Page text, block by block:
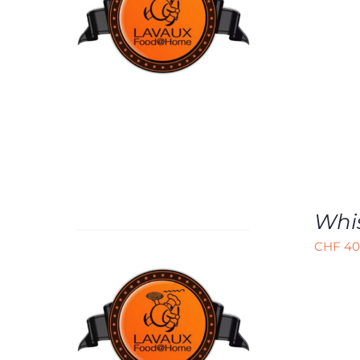
AJOUTER AU PANIER
/
APERÇU
AJOUTER AU PANIER
/
APERÇU
CHF